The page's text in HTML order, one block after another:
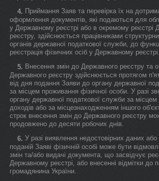
4. Приймання Заяв та перевірка їх на
оформлення документів, які подаються для
у Державному реєстрі або в окремому реєстрі
реєстру, здійснюється працівниками
органів державної податкової служби, до
реєстрація фізичних осіб у Державному реєстрі.
5. Внесення змін до Державного реєстру та
Державного реєстру здійснюється протягом
від дня подання Заяви до органу державної
за місцем проживання фізичної особи. У разі
органу державної податкової служби за
доходів або за місцезнаходженням іншого
строк внесення змін до Державного реєстру
продовжено до десяти робочих днів.
6. У разі виявлення недостовірних даних
поданій Заяві фізичній особі може бути
змін та/або видачі документа, що засвідчує
Державному реєстрі, або внесенні відмітки до
громадянина України.